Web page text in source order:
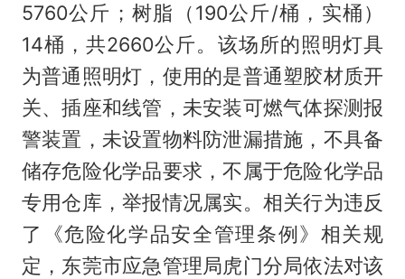
5760公斤；树脂（190公斤/桶，实桶）
14桶，共2660公斤。该场所的照明灯具
为普通照明灯，使用的是普通塑胶材质开
关、插座和线管，未安装可燃气体探测报
警装置，未设置物料防泄漏措施，不具备
储存危险化学品要求，不属于危险化学品
专用仓库，举报情况属实。相关行为违反
了《危险化学品安全管理条例》相关规
定，东莞市应急管理局虎门分局依法对该